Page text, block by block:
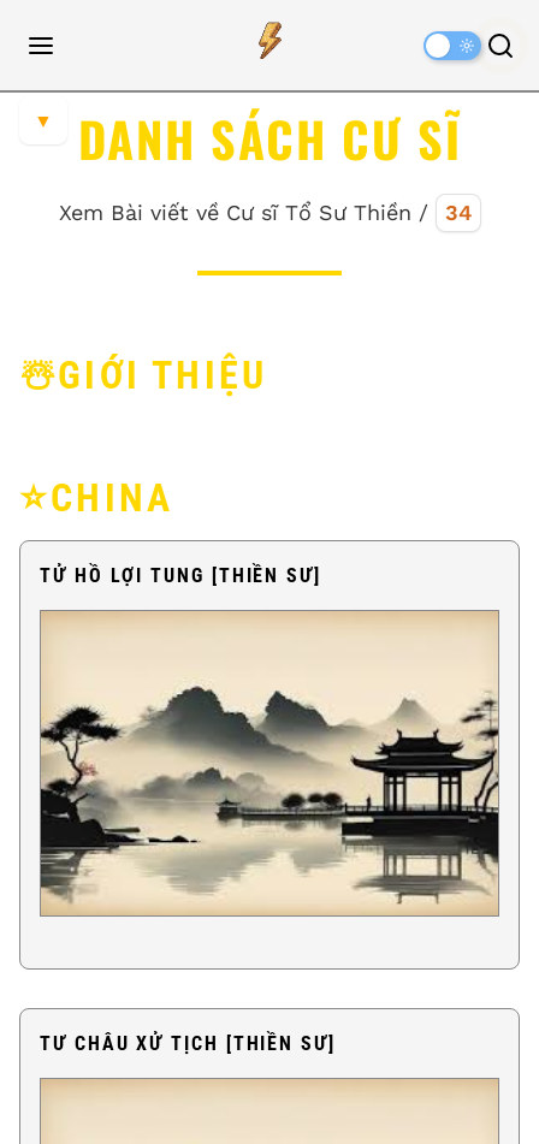
Mode
DANH SÁCH CƯ SĨ
Xem Bài viết về Cư sĩ Tổ Sư Thiền / 34
☃️GIỚI THIỆU
⭐️CHINA
TỬ HỒ LỢI TUNG [THIỀN SƯ]
TƯ CHÂU XỬ TỊCH [THIỀN SƯ]
▼